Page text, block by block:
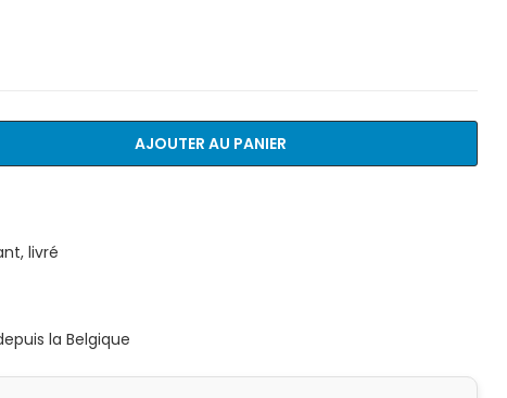
AJOUTER AU PANIER
livré
la Belgique